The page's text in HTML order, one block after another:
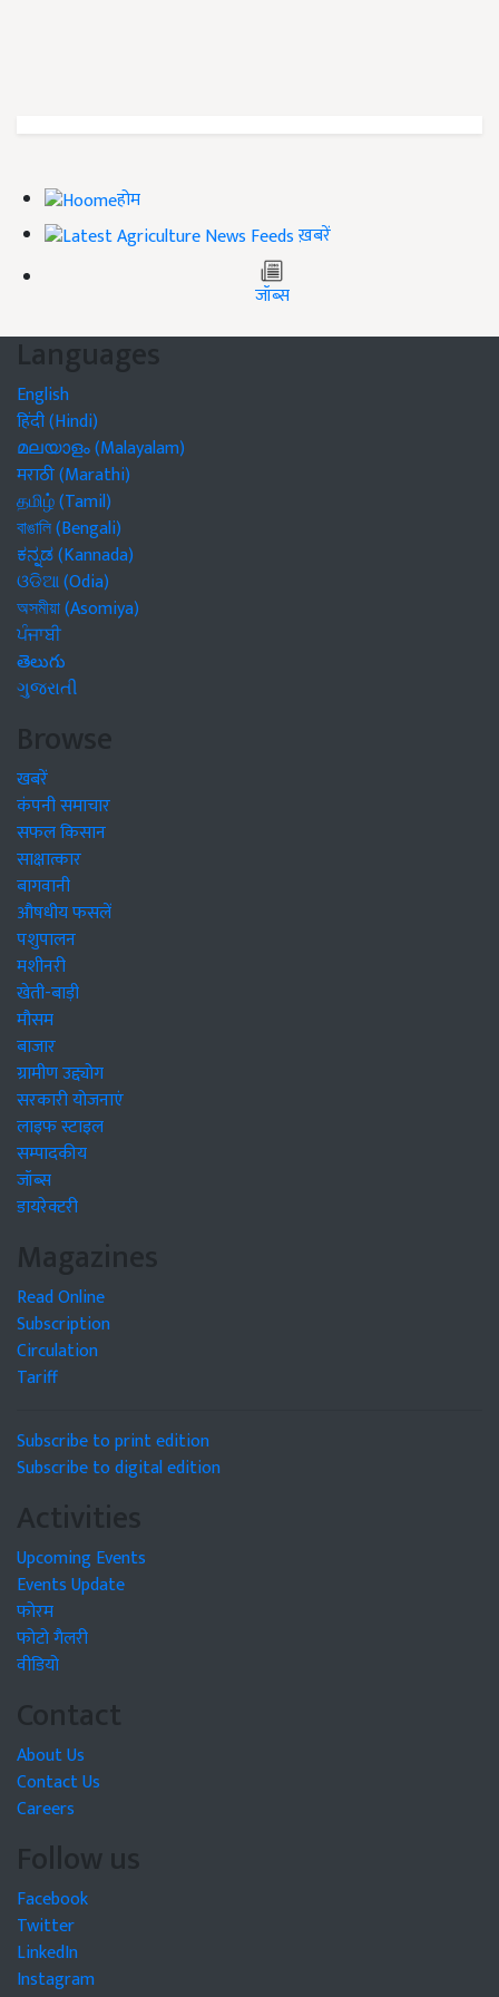
होम
ख़बरें
जॉब्स
Languages
English
हिंदी (Hindi)
മലയാളം (Malayalam)
मराठी (Marathi)
தமிழ் (Tamil)
বাঙালি (Bengali)
ಕನ್ನಡ (Kannada)
ଓଡିଆ (Odia)
অসমীয়া (Asomiya)
ਪੰਜਾਬੀ
తెలుగు
ગુજરાતી
Browse
खबरें
कंपनी समाचार
सफल किसान
साक्षात्कार
बागवानी
औषधीय फसलें
पशुपालन
मशीनरी
खेती-बाड़ी
मौसम
बाजार
ग्रामीण उद्द्योग
सरकारी योजनाएं
लाइफ स्टाइल
सम्पादकीय
जॉब्स
डायरेक्टरी
Magazines
Read Online
Subscription
Circulation
Tariff
Subscribe to print edition
Subscribe to digital edition
Activities
Upcoming Events
Events Update
फोरम
फोटो गैलरी
वीडियो
Contact
About Us
Contact Us
Careers
Follow us
Facebook
Twitter
LinkedIn
Instagram